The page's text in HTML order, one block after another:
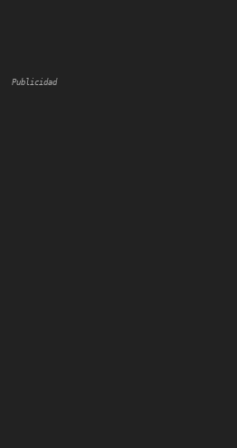
Publicidad